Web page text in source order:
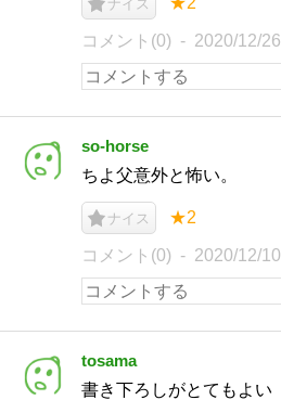
ナイス
コメント(0) 2020/12/26
so-horse
ちよ父意外と怖い。
ナイス ★2
コメント(0) 2020/12/10
tosama
書き下ろしがとてもよい